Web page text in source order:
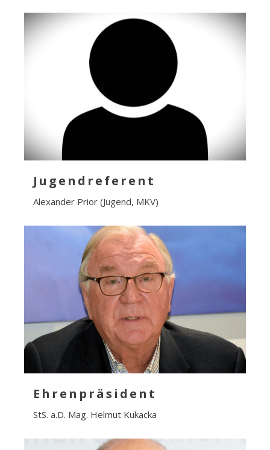
Jugendreferent
Alexander Prior (Jugend, MKV)
Ehrenpräsident
StS. a.D. Mag. Helmut Kukacka